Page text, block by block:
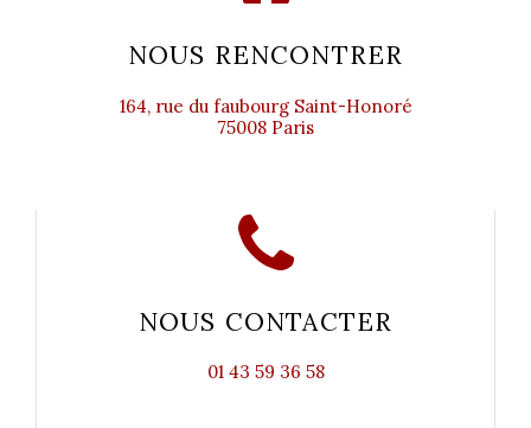
NOUS RENCONTRER
164, rue du faubourg Saint-Honoré
75008 Paris
NOUS CONTACTER
01 43 59 36 58